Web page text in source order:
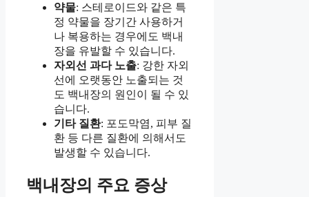
약물: 스테로이드와 같은 특
정 약물을 장기간 사용하거
나 복용하는 경우에도 백내
장을 유발할 수 있습니다.
자외선 과다 노출: 강한 자외
선에 오랫동안 노출되는 것
도 백내장의 원인이 될 수 있
습니다.
기타 질환: 포도막염, 피부 질
환 등 다른 질환에 의해서도
발생할 수 있습니다.
백내장의 주요 증상